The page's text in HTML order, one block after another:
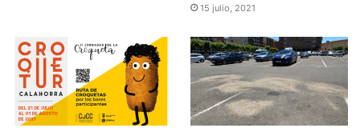
15 julio, 2021